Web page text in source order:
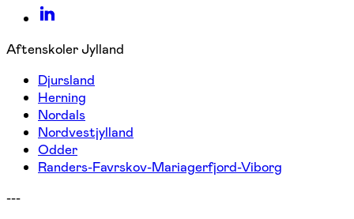
Aftenskoler Jylland
Djursland
Herning
Nordals
Nordvestjylland
Odder
Randers-Favrskov-Mariagerfjord-Viborg
---